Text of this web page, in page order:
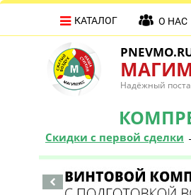
Надёжный
Скидки с первой сделки
КАТАЛОГ О НАС